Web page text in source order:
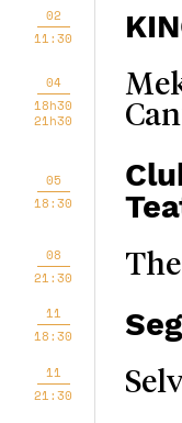
02
11:30
04
18h30
21h30
05
18:30
08
21:30
11
18:30
11
21:30